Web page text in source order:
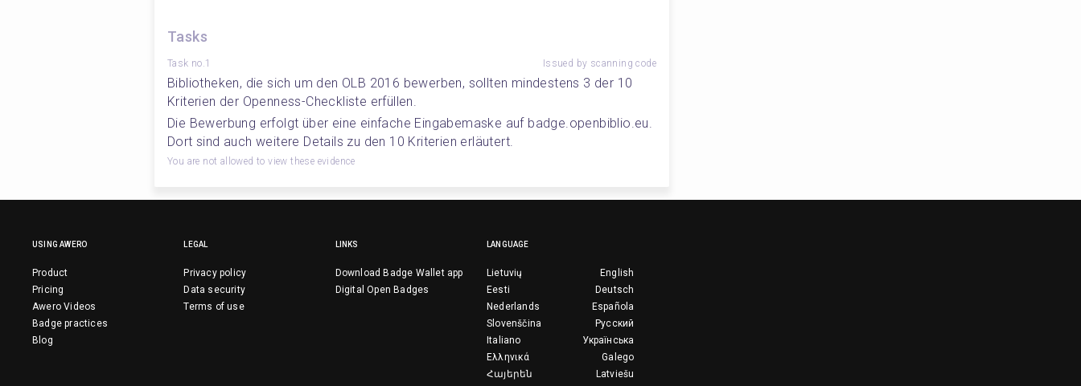
Tasks
Task no.1 Issued by scanning code
Bibliotheken, die sich um den OLB 2016 bewerben, sollten mindestens 3 der 10
Kriterien der Openness-Checkliste erfüllen.
Die Bewerbung erfolgt über eine einfache Eingabemaske auf badge.openbiblio.eu.
Dort sind auch weitere Details zu den 10 Kriterien erläutert.
You are not allowed to view these evidence
USING AWERO
Product
Pricing
Awero Videos
Badge practices
Blog
LEGAL
Privacy policy
Data security
Terms of use
LINKS
Download Badge Wallet app
Digital Open Badges
LANGUAGE
English
Lietuvių
Deutsch
Eesti
Española
Nederlands
Русский
Slovenščina
Українська
Italiano
Galego
Ελληνικά
Latviešu
Հայերեն